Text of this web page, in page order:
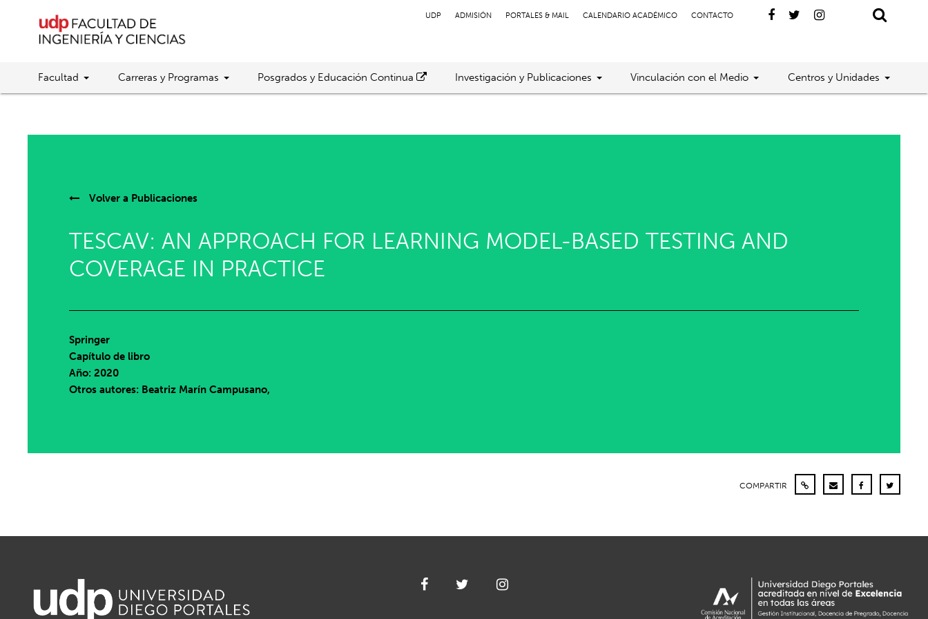
UDP ADMISIÓN PORTALES & MAIL CALENDARIO ACADÉMICO CONTACTO
Facultad Carreras y Programas Posgrados y Educación Continua Investigación y Publicaciones Vinculación con el Medio Centros y Unidades
Volver a Publicaciones
TESCAV: AN APPROACH FOR LEARNING MODEL-BASED TESTING AND
COVERAGE IN PRACTICE
Springer
Capítulo de libro
Año: 2020
Otros autores: Beatriz Marín Campusano,
COMPARTIR